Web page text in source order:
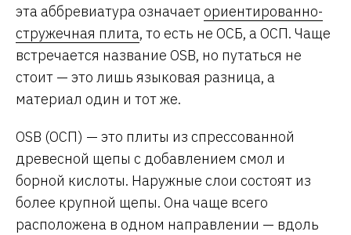
эта аббревиатура означаеториентированно-
стружечная плита, то есть не ОСБ, а ОСП. Чаще
встречается название OSB, но путаться не
стоит — это лишь языковая разница, а
материал один и тот же.
OSB (ОСП) — это плиты из спрессованной
древесной щепы с добавлением смол и
борной кислоты. Наружные слои состоят из
более крупной щепы. Она чаще всего
расположена в одном направлении — вдоль